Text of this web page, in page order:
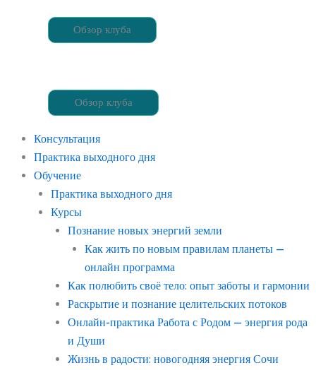
Обзор клуба
Обзор клуба
Консультация
Практика выходного дня
Обучение
Практика выходного дня
Курсы
Познание новых энергий земли
Как жить по новым правилам планеты —
онлайн программа
Как полюбить своё тело: опыт заботы и гармонии
Раскрытие и познание целительских потоков
Онлайн-практика Работа с Родом — энергия рода
и Души
Жизнь в радости: новогодняя энергия Сочи